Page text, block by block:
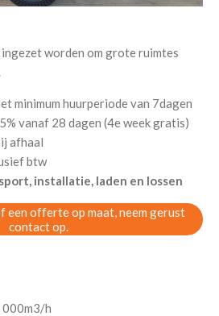
worden om grote ruimtes
minimum huurperiode van 7dagen
vanaf 28 dagen (4e week gratis)
afhaal
btw
installatie, laden en lossen
een offerte op maat, neem gerust
contact op.
h